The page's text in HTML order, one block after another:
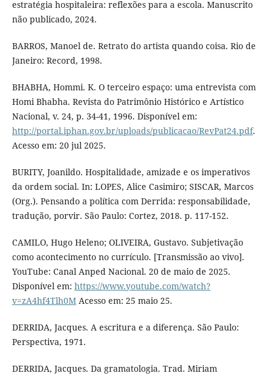
estratégia hospitaleira: reflexões para a escola. Manuscrito
não publicado, 2024.
BARROS, Manoel de. Retrato do artista quando coisa. Rio de
Janeiro: Record, 1998.
BHABHA, Hommi. K. O terceiro espaço: uma entrevista com
Homi Bhabha. Revista do Patrimônio Histórico e Artístico
Nacional, v. 24, p. 34-41, 1996. Disponível em:
http://portal.iphan.gov.br/uploads/publicacao/RevPat24.pdf.
Acesso em: 20 jul 2025.
BURITY, Joanildo. Hospitalidade, amizade e os imperativos
da ordem social. In: LOPES, Alice Casimiro; SISCAR, Marcos
(Org.). Pensando a política com Derrida: responsabilidade,
tradução, porvir. São Paulo: Cortez, 2018. p. 117-152.
CAMILO, Hugo Heleno; OLIVEIRA, Gustavo. Subjetivação
como acontecimento no currículo. [Transmissão ao vivo].
YouTube: Canal Anped Nacional. 20 de maio de 2025.
Disponível em: https://www.youtube.com/watch?
v=zA4hf4Tlh0MAcesso em: 25 maio 25.
DERRIDA, Jacques. A escritura e a diferença. São Paulo:
Perspectiva, 1971.
DERRIDA, Jacques. Da gramatologia. Trad. Miriam